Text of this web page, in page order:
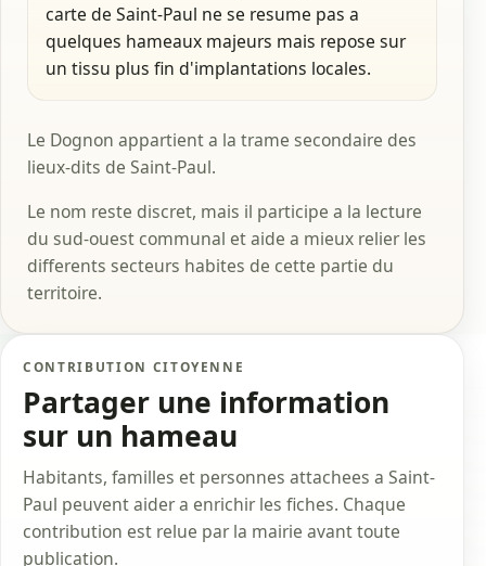
carte de Saint-Paul ne se resume pas a
quelques hameaux majeurs mais repose sur
un tissu plus fin d'implantations locales.
Le Dognon appartient a la trame secondaire des
lieux-dits de Saint-Paul.
Le nom reste discret, mais il participe a la lecture
du sud-ouest communal et aide a mieux relier les
differents secteurs habites de cette partie du
territoire.
CONTRIBUTION CITOYENNE
Partager une information
sur un hameau
Habitants, familles et personnes attachees a Saint-
Paul peuvent aider a enrichir les fiches. Chaque
contribution est relue par la mairie avant toute
publication.